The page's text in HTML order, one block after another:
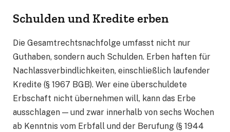
Schulden und Kredite erben
Die Gesamtrechtsnachfolge umfasst nicht nur
Guthaben, sondern auch Schulden. Erben haften für
Nachlassverbindlichkeiten, einschließlich laufender
Kredite (§ 1967 BGB). Wer eine überschuldete
Erbschaft nicht übernehmen will, kann das Erbe
ausschlagen — und zwar innerhalb von sechs Wochen
ab Kenntnis vom Erbfall und der Berufung (§ 1944